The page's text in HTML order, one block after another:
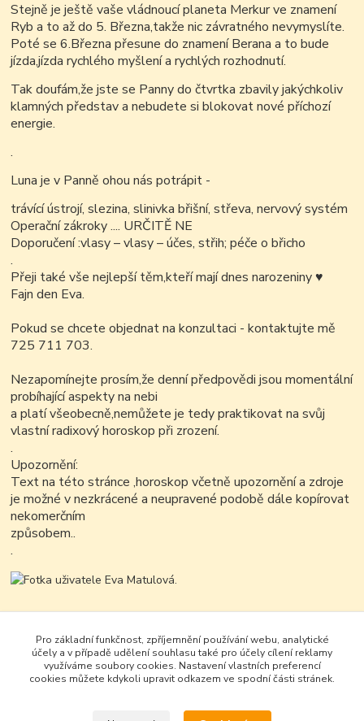
Stejně je ještě vaše vládnoucí planeta Merkur ve znamení
Ryb a to až do 5. Března,takže nic závratného nevymyslíte.
Poté se 6.Března přesune do znamení Berana a to bude
jízda,jízda rychlého myšlení a rychlých rozhodnutí.
Tak doufám,že jste se Panny do čtvrtka zbavily jakýchkoliv
klamných představ a nebudete si blokovat nové příchozí
energie.
.
Luna je v Panně ohou nás potrápit -
trávící ústrojí, slezina, slinivka břišní, střeva, nervový systém
Operační zákroky .... URČITĚ NE
Doporučení :vlasy – vlasy – účes, střih; péče o břicho
.
Přeji také vše nejlepší těm,kteří mají dnes narozeniny♥
Fajn den Eva.
Pokud se chcete objednat na konzultaci - kontaktujte mě
725 711 703.
Nezapomínejte prosím,že denní předpovědi jsou momentální
probíhající aspekty na nebi
a platí všeobecně,nemůžete je tedy praktikovat na svůj
vlastní radixový horoskop při zrození.
.
Upozornění:
Text na této stránce ,horoskop včetně upozornění a zdroje
je možné v nezkrácené a neupravené podobě dále kopírovat
nekomerčním
způsobem..
.
Pro základní funkčnost, zpříjemnění používání webu, analytické
účely a v případě udělení souhlasu také pro účely cílení reklamy
využíváme soubory cookies. Nastavení vlastních preferencí
cookies můžete kdykoli upravit odkazem ve spodní části stránek.